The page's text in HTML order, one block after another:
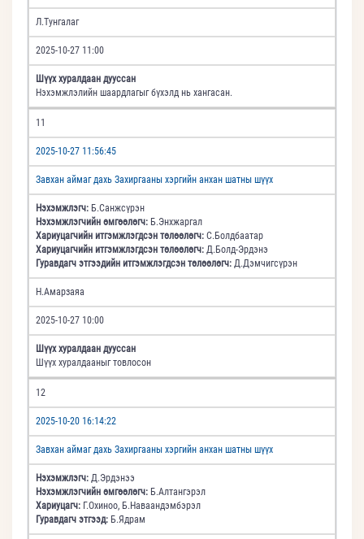
Л.Тунгалаг
2025-10-27 11:00
Шүүх хуралдаан дууссан
Нэхэмжлэлийн шаардлагыг бүхэлд нь хангасан.
11
2025-10-27 11:56:45
Завхан аймаг дахь Захиргааны хэргийн анхан шатны шүүх
Нэхэмжлэгч: Б.Санжсүрэн
Нэхэмжлэгчийн өмгөөлөгч: Б.Энхжаргал
Хариуцагчийн итгэмжлэгдсэн төлөөлөгч: С.Болдбаатар
Хариуцагчийн итгэмжлэгдсэн төлөөлөгч: Д.Болд-Эрдэнэ
Гуравдагч этгээдийн итгэмжлэгдсэн төлөөлөгч: Д.Дэмчигсүрэн
Н.Амарзаяа
2025-10-27 10:00
Шүүх хуралдаан дууссан
Шүүх хуралдааныг товлосон
12
2025-10-20 16:14:22
Завхан аймаг дахь Захиргааны хэргийн анхан шатны шүүх
Нэхэмжлэгч: Д.Эрдэнээ
Нэхэмжлэгчийн өмгөөлөгч: Б.Алтангэрэл
Хариуцагч: Г.Охиноо, Б.Наваандэмбэрэл
Гуравдагч этгээд: Б.Ядрам